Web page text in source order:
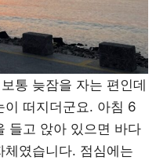
통 늦잠을 자는 편인데
이 떠지더군요. 아침 6
들고 앉아 있으면 바다
였습니다. 점심에는